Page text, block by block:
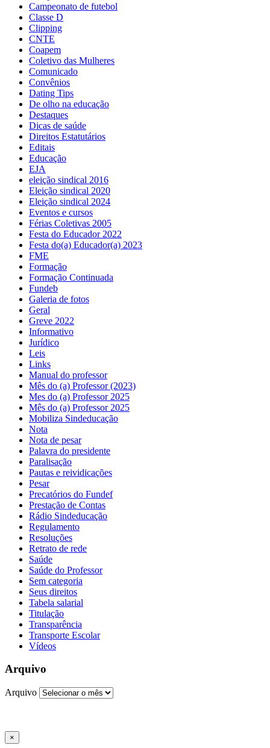
Campeonato de futebol
Classe D
Clipping
CNTE
Coapem
Coletivo das Mulheres
Comunicado
Convênios
Dating Tips
De olho na educação
Destaques
Dicas de saúde
Direitos Estatutários
Editais
Educação
EJA
eleição sindical 2016
Eleição sindical 2020
Eleição sindical 2024
Eventos e cursos
Férias Coletivas 2005
Festa do Educador 2022
Festa do(a) Educador(a) 2023
FME
Formação
Formação Continuada
Fundeb
Galeria de fotos
Geral
Greve 2022
Informativo
Jurídico
Leis
Links
Manual do professor
Mês do (a) Professor (2023)
Mes do (a) Professor 2025
Mês do (a) Professor 2025
Mobiliza Sindeducação
Nota
Nota de pesar
Palavra do presidente
Paralisação
Pautas e reividicações
Pesar
Precatórios do Fundef
Prestação de Contas
Rádio Sindeducação
Regulamento
Resoluções
Retrato de rede
Saúde
Saúde do Professor
Sem categoria
Seus direitos
Tabela salarial
Titulação
Transparência
Transporte Escolar
Vídeos
Arquivo
Arquivo
×